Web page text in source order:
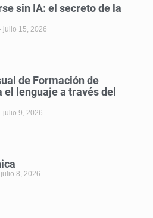
sin IA: el secreto de la
julio 15, 2026
de Formación de
lenguaje a través del
julio 9, 2026
julio 8, 2026